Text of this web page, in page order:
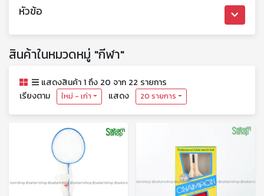
หัวข้อ
สินค้าในหมวดหมู่ "กีฬา"
แสดงสินค้า 1 ถึง 20 จาก 22 รายการ
เรียงตาม
ใหม่ - เก่า แสดง 20 รายการ